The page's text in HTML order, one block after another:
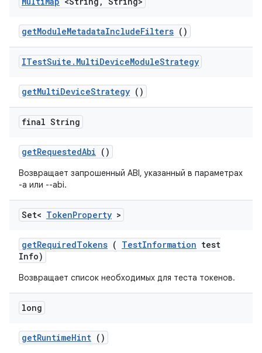
getModuleMetadataIncludeFilters ()
ITestSuite . MultiDeviceModuleStrategy
getMultiDeviceStrategy ()
final String
getRequestedAbi ()
Возвращает запрошенный ABI, указанный в параметрах
-a или --abi.
Set< TokenProperty >
getRequiredTokens ( TestInformation test
Info)
Возвращает список необходимых для теста токенов.
long
getRuntimeHint ()